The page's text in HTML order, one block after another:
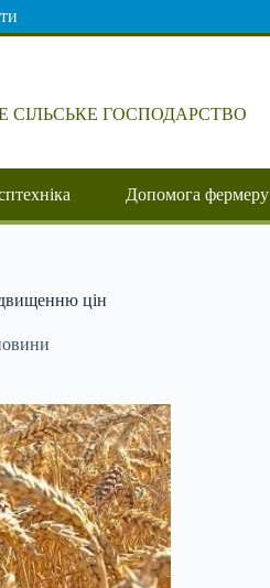
ГОСПОДАРСТВО
Допомога фермеру
цін